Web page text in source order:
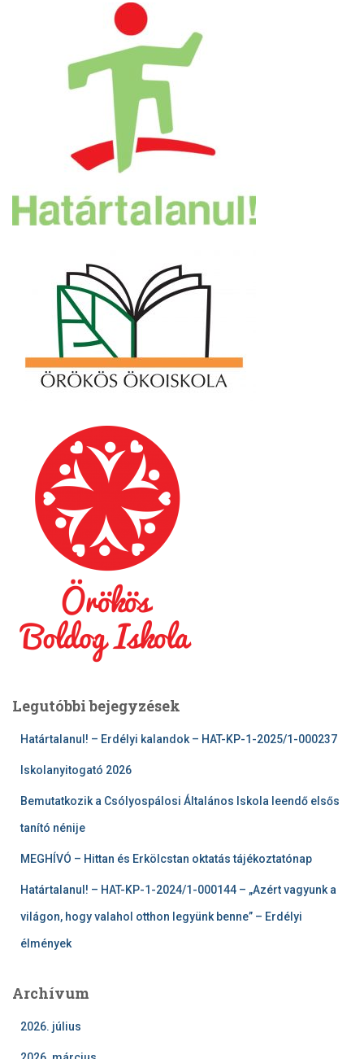
Legutóbbi bejegyzések
Határtalanul! – Erdélyi kalandok – HAT-KP-1-2025/1-000237
Iskolanyitogató 2026
Bemutatkozik a Csólyospálosi Általános Iskola leendő elsős
tanító nénije
MEGHÍVÓ – Hittan és Erkölcstan oktatás tájékoztatónap
Határtalanul! – HAT-KP-1-2024/1-000144 – „Azért vagyunk a
világon, hogy valahol otthon legyünk benne” – Erdélyi
élmények
Archívum
2026. július